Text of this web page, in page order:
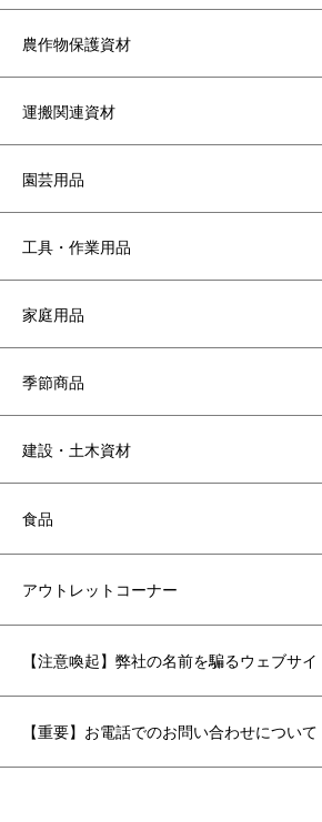
農作物保護資材
運搬関連資材
園芸用品
工具・作業用品
家庭用品
季節商品
建設・土木資材
食品
アウトレットコーナー
【注意喚起】弊社の名前を騙るウェブサ
【重要】お電話でのお問い合わせについて